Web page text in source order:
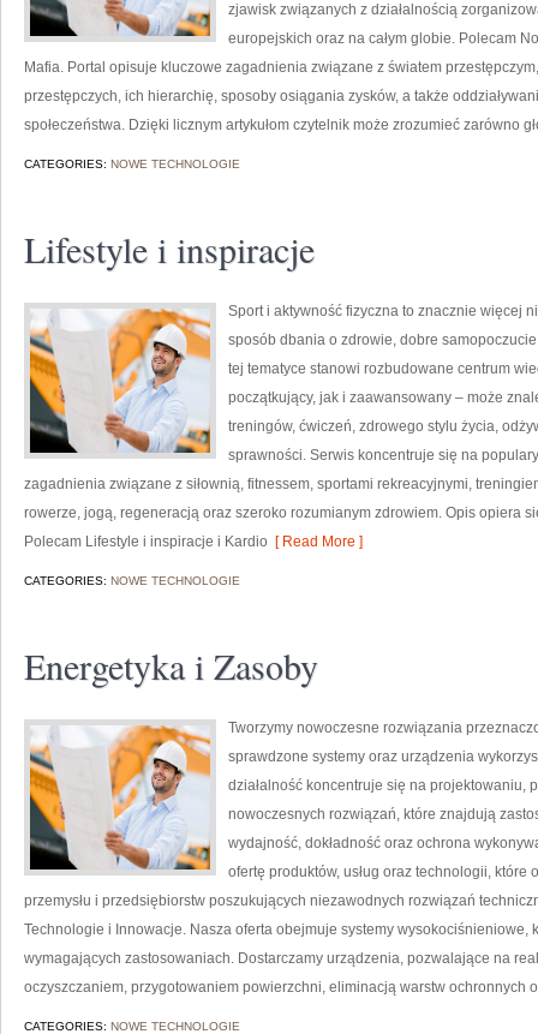
zjawisk związanych z działalnością
europejskich oraz na całym globie. Polecam
Mafia. Portal opisuje kluczowe zagadnienia związane z światem
przestępczych, ich hierarchię, sposoby osiągania zysków, a także
społeczeństwa. Dzięki licznym artykułom czytelnik może zrozumieć zarówno
CATEGORIES: NOWE TECHNOLOGIE
Lifestyle i inspiracje
Sport i aktywność fizyczna to znacznie więcej
sposób dbania o zdrowie, dobre
tej tematyce stanowi rozbudowane centrum
początkujący, jak i zaawansowany – może
treningów, ćwiczeń, zdrowego stylu życia,
sprawności. Serwis koncentruje się na
zagadnienia związane z siłownią, fitnessem, sportami rekreacyjnymi,
rowerze, jogą, regeneracją oraz szeroko rozumianym zdrowiem. Opis opiera
Polecam Lifestyle i inspiracje i Kardio [ Read More ]
CATEGORIES: NOWE TECHNOLOGIE
Energetyka i Zasoby
Tworzymy nowoczesne rozwiązania
sprawdzone systemy oraz urządzenia
działalność koncentruje się na projektowaniu,
nowoczesnych rozwiązań, które znajdują
wydajność, dokładność oraz ochrona
ofertę produktów, usług oraz technologii,
przemysłu i przedsiębiorstw poszukujących niezawodnych rozwiązań
Technologie i Innowacje. Nasza oferta obejmuje systemy wysokociśnieniowe,
wymagających zastosowaniach. Dostarczamy urządzenia, pozwalające na
oczyszczaniem, przygotowaniem powierzchni, eliminacją warstw ochronnych
CATEGORIES: NOWE TECHNOLOGIE